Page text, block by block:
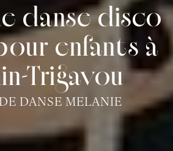
danse disco
enfants à
Trigavou
DANSE MELANIE